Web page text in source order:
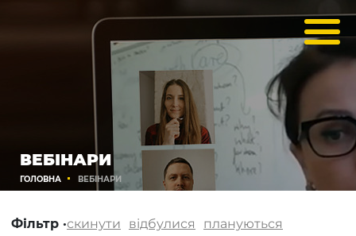
ВЕБІНАРИ
ГОЛОВНА ВЕБІНАРИ
Фільтр ·скинути відбулися
плануються